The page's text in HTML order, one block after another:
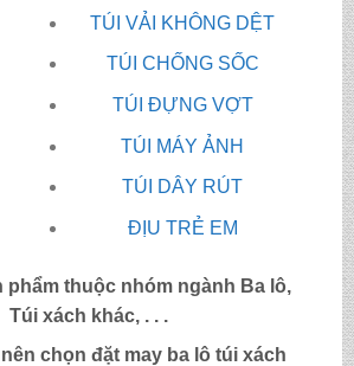
TÚI VẢI KHÔNG DỆT
TÚI CHỐNG SỐC
TÚI ĐỰNG VỢT
TÚI MÁY ẢNH
TÚI DÂY RÚT
ĐỊU TRẺ EM
phẩm thuộc nhóm ngành Ba lô,
Túi xách khác, . . .
chọn đặt may ba lô túi xách